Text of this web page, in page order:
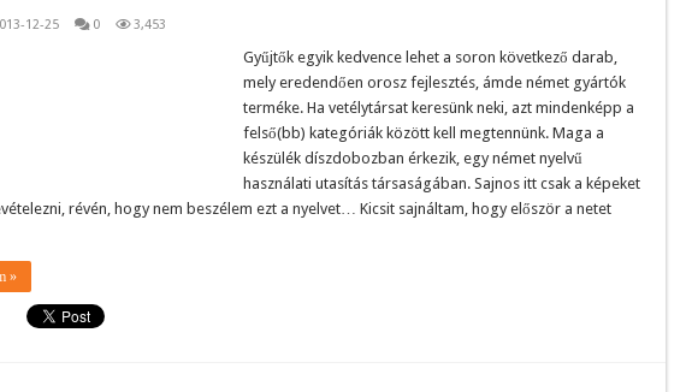
12-25 0 3,453
Gyűjtők egyik kedvence lehet a soron következő darab,
mely eredendően orosz fejlesztés, ámde német gyártók
terméke. Ha vetélytársat keresünk neki, azt mindenképp a
felső(bb) kategóriák között kell megtennünk. Maga a
készülék díszdobozban érkezik, egy német nyelvű
használati utasítás társaságában. Sajnos itt csak a képeket
révén, hogy nem beszélem ezt a nyelvet… Kicsit sajnáltam, hogy először a netet
»